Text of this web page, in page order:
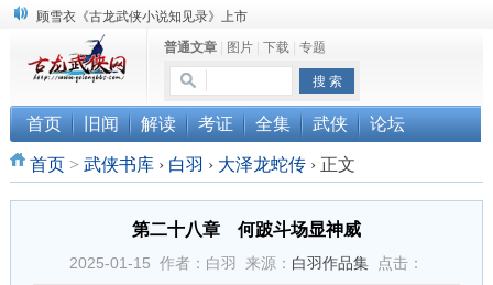
“武侠书库”查缺补漏活动圆满结束
《古龙小说原貌探究》修订版已上市
顾雪衣《古龙武侠小说知见录》上市
普通文章| 图片| 下载| 专题
首页 旧闻 解读 考证 全集 武侠 论坛
首页> 武侠书库 › 白羽 › 大泽龙蛇传 ›正文
第二十八章 何跛斗场显神威
2025-01-15 作者：白羽 来源： 白羽作品集点击：